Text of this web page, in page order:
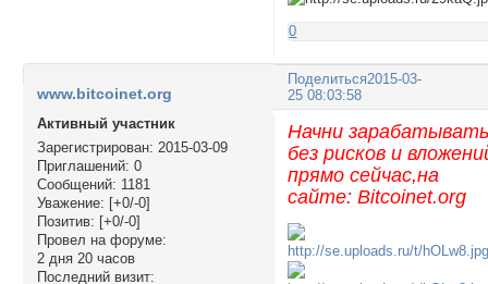
0
Поделиться2015-03-
25 08:03:58
www.bitcoinet.org
Активный участник
Зарегистрирован: 2015-03-09
Приглашений: 0
Сообщений: 1181
Уважение: [+0/-0]
Позитив: [+0/-0]
Провел на форуме:
2 дня 20 часов
Последний визит:
Начни
без рисков и
прямо сейчас,на
сайте: Bitcoinet.org